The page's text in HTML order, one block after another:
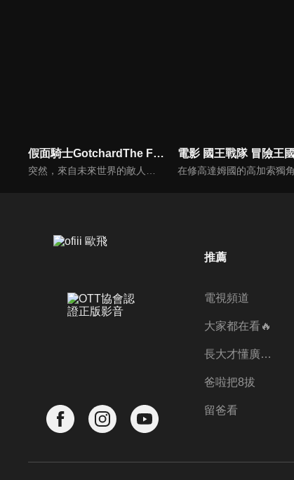
假面騎士GotchardThe Future Daybreak (中文版)
突然，來自未來世界的敵人大軍，透過時空之門襲來！勉強迎戰的，是一之瀨寶太郎＝假面騎士 Gotchard以及他的夥伴們。而在未來──存在著那位，曾多次在寶太郎等人陷入絕境時出手相救的，「20 年後的寶太郎」=假面騎士 Gotchard Daybreak。「這次，換我來救你們了！」察覺到未來危機的寶太郎等人，乘坐「巨型列車」跨越時空，出發前往Daybreak 所在未來的大冒險！
推薦
電視頻道
大家都在看🔥
長大才懂廣志的偉大
爸啦把8拔
留爸看